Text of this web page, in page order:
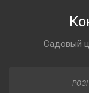
Садовый